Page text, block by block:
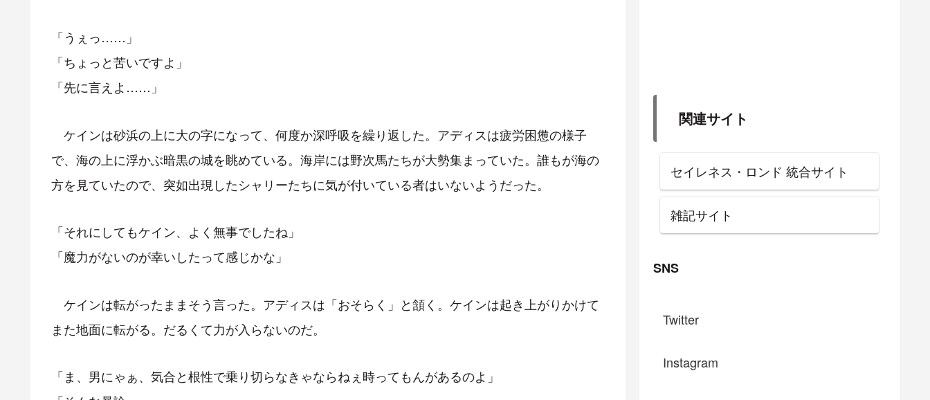
「うぇっ……」
「ちょっと苦いですよ」
「先に言えよ……」
ケインは砂浜の上に大の字になって、何度か深呼吸を繰り返した。アディスは疲労困憊の様子
で、海の上に浮かぶ暗黒の城を眺めている。海岸には野次馬たちが大勢集まっていた。誰もが海の
方を見ていたので、突如出現したシャリーたちに気が付いている者はいないようだった。
「それにしてもケイン、よく無事でしたね」
「魔力がないのが幸いしたって感じかな」
ケインは転がったままそう言った。アディスは「おそらく」と頷く。ケインは起き上がりかけて
また地面に転がる。だるくて力が入らないのだ。
「ま、男にゃぁ、気合と根性で乗り切らなきゃならねぇ時ってもんがあるのよ」
関連サイト
セイレネス・ロンド 統合サイト
雑記サイト
SNS
Twitter
Instagram